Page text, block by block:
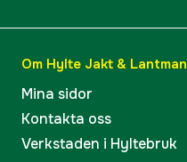
Om Hylte Jakt & Lantman
Mina sidor
Kontakta oss
Verkstaden i Hyltebruk